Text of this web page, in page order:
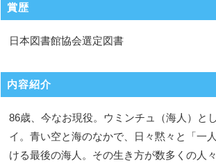
賞歴
日本図書館協会選定図書
内容紹介
86歳、今なお現役。ウミンチュ（海人）と
イ。青い空と海のなかで、日々黙々と「一
ける最後の海人。その生き方が数多くの人